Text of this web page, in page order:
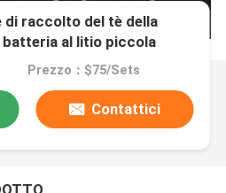
di raccolto del tè della
al litio piccola
Prezzo：$75/Sets
Contattici